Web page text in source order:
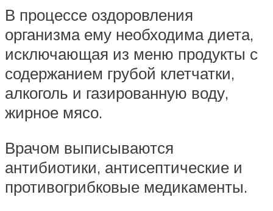
В процессе оздоровления
организма ему необходима диета,
исключающая из меню продукты с
содержанием грубой клетчатки,
алкоголь и газированную воду,
жирное мясо.
Врачом выписываются
антибиотики, антисептические и
противогрибковые медикаменты.